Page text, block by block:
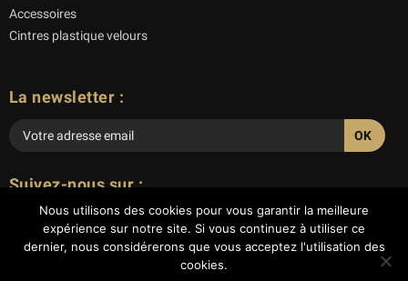
Accessoires
Cintres plastique velours
La newsletter :
laisser
champ
Suivez-nous sur :
Nous utilisons des cookies pour vous garantir la meilleure
expérience sur notre site. Si vous continuez à utiliser ce
dernier, nous considérerons que vous acceptez l'utilisation des
cookies.